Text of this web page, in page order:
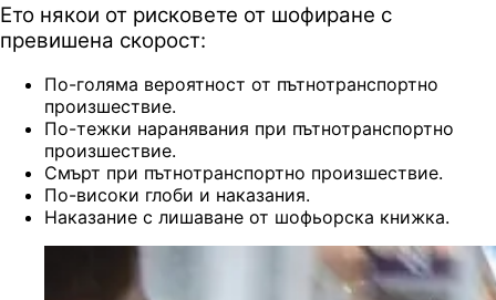
Ето някои от рисковете от шофиране с
превишена скорост:
По-голяма вероятност от пътнотранспортно
произшествие.
По-тежки наранявания при пътнотранспортно
произшествие.
Смърт при пътнотранспортно произшествие.
По-високи глоби и наказания.
Наказание с лишаване от шофьорска книжка.